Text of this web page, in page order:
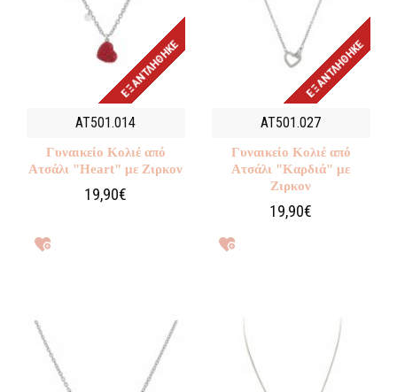
ΕΞΑΝΤΛΉΘΗΚΕ
AT501.014
Γυναικείο Κολιέ από
Ατσάλι "Heart" με Ζιρκον
19,90€
ΕΞΑΝΤΛΉΘΗΚΕ
AT501.027
Γυναικείο Κολιέ από
Ατσάλι "Καρδιά" με
Ζιρκον
19,90€